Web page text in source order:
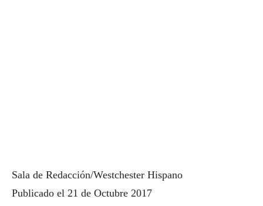
Sala de Redacción/Westchester Hispano
Publicado el 21 de Octubre 2017